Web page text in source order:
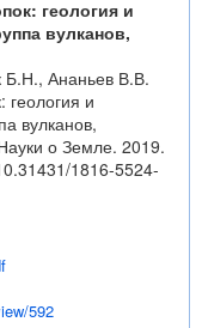
геология и
вулканов,
Б.Н., Ананьев В.В.
геология и
вулканов,
о Земле. 2019.
1816-5524-
592